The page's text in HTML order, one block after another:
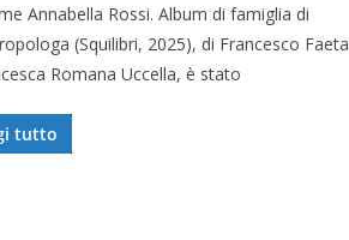
Annabella Rossi. Album di famiglia di
(Squilibri, 2025), di Francesco Faeta
Romana Uccella, è stato
tutto